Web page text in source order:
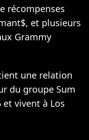
récompenses
et plusieurs
Grammy
une relation
du groupe Sum
vivent à Los